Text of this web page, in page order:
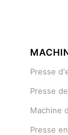
Presse
Presse
Machine
Presse